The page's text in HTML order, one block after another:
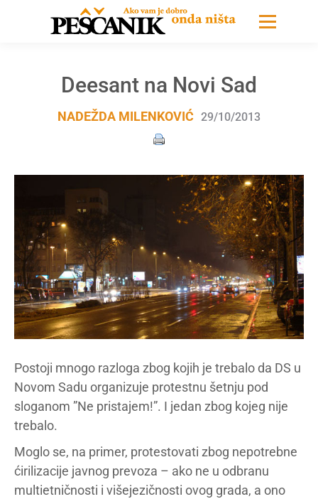
Deesant na Novi Sad
NADEŽDA MILENKOVIĆ 29/10/2013
Postoji mnogo razloga zbog kojih je trebalo da DS u
Novom Sadu organizuje protestnu šetnju pod
sloganom ”Ne pristajem!”. I jedan zbog kojeg nije
trebalo.
Moglo se, na primer, protestovati zbog nepotrebne
ćirilizacije javnog prevoza – ako ne u odbranu
multietničnosti i višejezičnosti ovog grada, a ono